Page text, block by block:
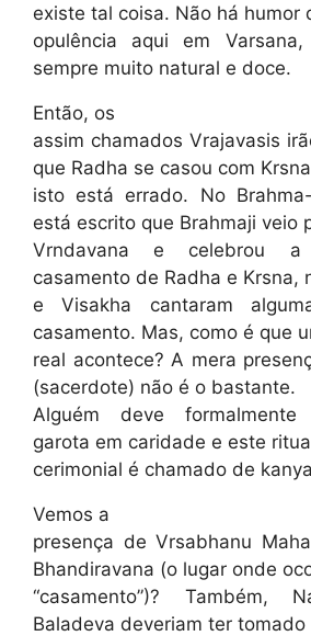
existe tal coisa. Não há humor
opulência aqui em
sempre muito natural e doce.
Então, os
assim chamados Vrajavasis
que Radha se casou com
isto está errado. No
está escrito que Brahmaji veio
Vrndavana e celebrou a
casamento de Radha e Krsna,
e Visakha cantaram
casamento. Mas, como é que
real acontece? A mera
(sacerdote) não é o bastante.
Alguém deve formalmente
garota em caridade e este
cerimonial é chamado de
Vemos a
presença de Vrsabhanu
Bhandiravana (o lugar onde
“casamento”)? Também,
Baladeva deveriam ter tomado